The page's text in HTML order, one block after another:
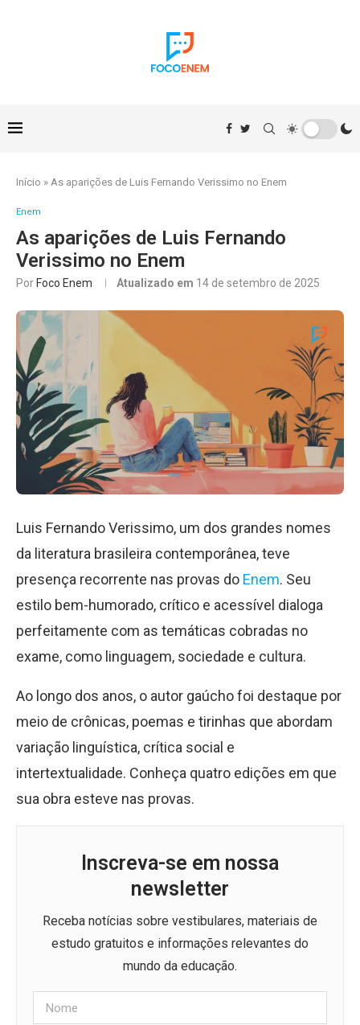
Início » As aparições de Luis Fernando Verissimo no Enem
Enem
As aparições de Luis Fernando
Verissimo no Enem
Por Foco Enem Atualizado em 14 de setembro de 2025
Luis Fernando Verissimo, um dos grandes nomes
da literatura brasileira contemporânea, teve
presença recorrente nas provas do Enem. Seu
estilo bem-humorado, crítico e acessível dialoga
perfeitamente com as temáticas cobradas no
exame, como linguagem, sociedade e cultura.
Ao longo dos anos, o autor gaúcho foi destaque por
meio de crônicas, poemas e tirinhas que abordam
variação linguística, crítica social e
intertextualidade. Conheça quatro edições em que
sua obra esteve nas provas.
Inscreva-se em nossa
newsletter
Receba notícias sobre vestibulares, materiais de
estudo gratuitos e informações relevantes do
mundo da educação.